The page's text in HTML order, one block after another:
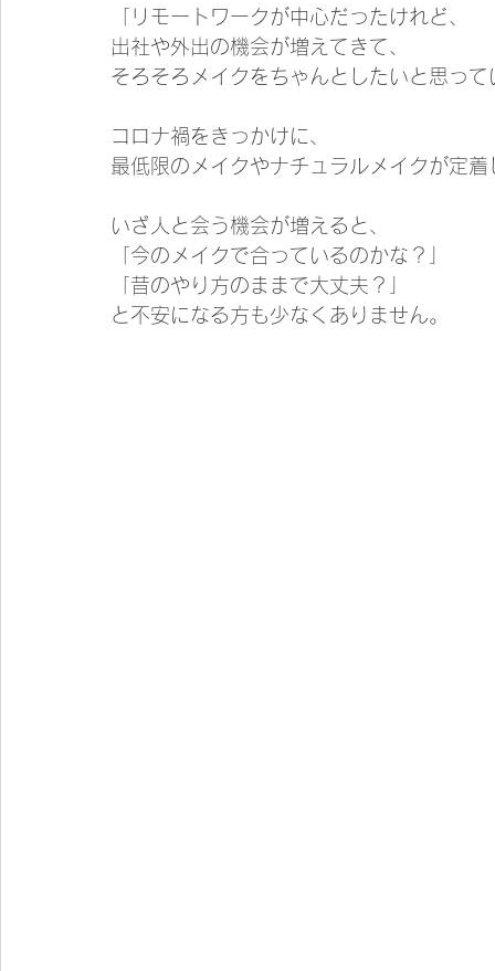
「リモートワークが中心だったけれど、
出社や外出の機会が増えてきて、
そろそろメイクをちゃんとしたいと思って
コロナ禍をきっかけに、
最低限のメイクやナチュラルメイクが定着
いざ人と会う機会が増えると、
「今のメイクで合っているのかな？」
「昔のやり方のままで大丈夫？」
と不安になる方も少なくありません。